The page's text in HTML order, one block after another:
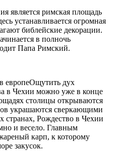
является римская площадь
устанавливается огромная
библейские декорации.
в полночь
Папа Римский.
Ощутить дух
в Чехии можно уже в конце
столицы открываются
украшаются сверкающими
странах, Рождество в Чехии
и весело. Главным
карп, к которому
закусок.